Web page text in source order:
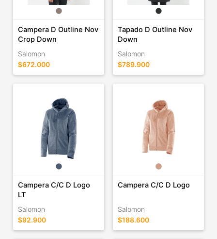
Campera D Outline Nov
Crop Down
Salomon
$672.000
Tapado D Outline Nov
Down
Salomon
$789.900
Campera C/C D Logo
LT
Salomon
$92.900
Campera C/C D Logo
Salomon
$188.600